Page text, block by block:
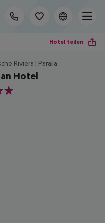
Hotel teilen
Riviera | Paralia
Hotel